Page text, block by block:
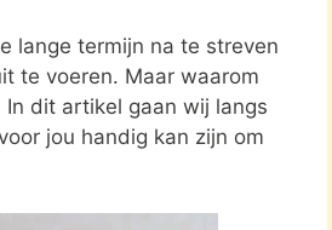
lange termijn na te streven
te voeren. Maar waarom
dit artikel gaan wij langs
jou handig kan zijn om